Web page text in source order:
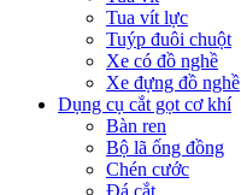
Tua vít lực
Tuýp đuôi chuột
Xe có đồ nghề
Xe đựng đồ nghề
Dụng cụ cắt gọt cơ khí
Bàn ren
Bộ lã ống đồng
Chén cước
Đá cắt